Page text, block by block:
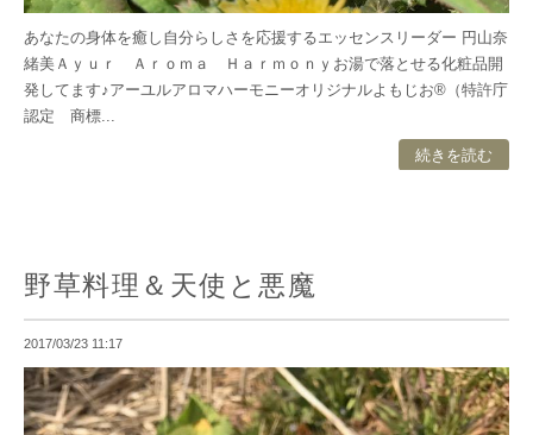
あなたの身体を癒し自分らしさを応援するエッセンスリーダー 円山奈
緒美Ａｙｕｒ Ａｒｏｍａ Ｈａｒｍｏｎｙお湯で落とせる化粧品開
発してます♪アーユルアロマハーモニーオリジナルよもじお®（特許庁
認定 商標...
続きを読む
野草料理＆天使と悪魔
2017/03/23 11:17